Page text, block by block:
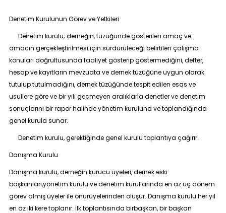
Denetim Kurulunun Görev ve Yetkileri
Denetim kurulu; derneğin, tüzüğünde gösterilen amaç ve
amacın gerçekleştirilmesi için sürdürüleceği belirtilen çalışma
konuları doğrultusunda faaliyet gösterip göstermediğini, defter,
hesap ve kayıtların mevzuata ve dernek tüzüğüne uygun olarak
tutulup tutulmadığını, dernek tüzüğünde tespit edilen esas ve
usullere göre ve bir yılı geçmeyen aralıklarla denetler ve denetim
sonuçlarını bir rapor halinde yönetim kuruluna ve toplandığında
genel kurula sunar.
Denetim kurulu, gerektiğinde genel kurulu toplantıya çağırır.
Danışma Kurulu
Danışma kurulu, derneğin kurucu üyeleri, dernek eski
başkanları,yönetim kurulu ve denetim kurullarında en az üç dönem
görev almış üyeler ile onurüyelerinden oluşur. Danışma kurulu her yıl
en az iki kere toplanır. İlk toplantısında birbaşkan, bir başkan